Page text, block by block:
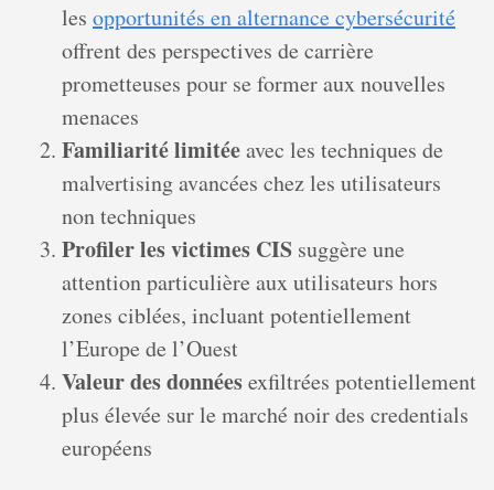
les opportunités en alternance cybersécurité
offrent des perspectives de carrière
prometteuses pour se former aux nouvelles
menaces
Familiarité limitéeavec les techniques de
malvertising avancées chez les utilisateurs
non techniques
Profiler les victimes CIS suggère une
attention particulière aux utilisateurs hors
zones ciblées, incluant potentiellement
l’Europe de l’Ouest
Valeur des donnéesexfiltrées potentiellement
plus élevée sur le marché noir des credentials
européens